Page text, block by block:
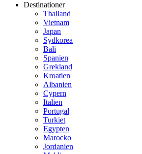
Destinationer
Thailand
Vietnam
Japan
Sydkorea
Bali
Spanien
Grekland
Kroatien
Albanien
Cypern
Italien
Portugal
Turkiet
Egypten
Marocko
Jordanien